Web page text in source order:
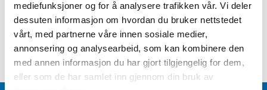
mediefunksjoner og for å analysere trafikken vår. Vi deler
dessuten informasjon om hvordan du bruker nettstedet
vårt, med partnerne våre innen sosiale medier,
annonsering og analysearbeid, som kan kombinere den
med annen informasjon du har gjort tilgjengelig for dem,
eller som de har samlet inn gjennom din bruk av
Hva bør jeg huske på når jeg skal kjøpe
reservedeler?